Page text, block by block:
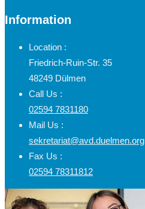
Information
Location :
Friedrich-Ruin-Str. 35
48249 Dülmen
Call Us :
02594 7831180
Mail Us :
sekretariat@avd.duelmen.org
Fax Us :
02594 78311812